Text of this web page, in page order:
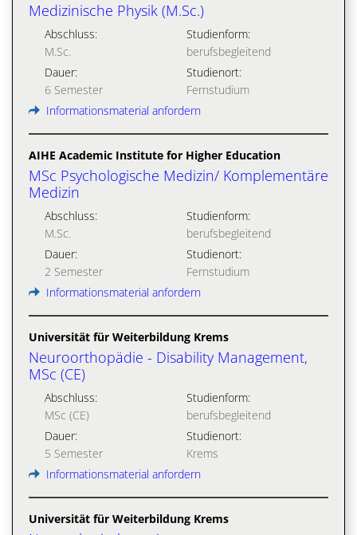
Medizinische Physik (M.Sc.)
Abschluss:
M.Sc.
Studienform:
berufsbegleitend
Dauer:
6 Semester
Studienort:
Fernstudium
Informationsmaterial anfordern
AIHE Academic Institute for Higher Education
MSc Psychologische Medizin/ Komplementäre
Medizin
Abschluss:
M.Sc.
Studienform:
berufsbegleitend
Dauer:
2 Semester
Studienort:
Fernstudium
Informationsmaterial anfordern
Universität für Weiterbildung Krems
Neuroorthopädie - Disability Management,
MSc (CE)
Abschluss:
MSc (CE)
Studienform:
berufsbegleitend
Dauer:
5 Semester
Studienort:
Krems
Informationsmaterial anfordern
Universität für Weiterbildung Krems